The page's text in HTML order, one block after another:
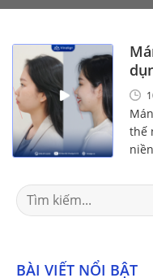
thế
Search
for:
BÀI VIẾT NỔI BẬT